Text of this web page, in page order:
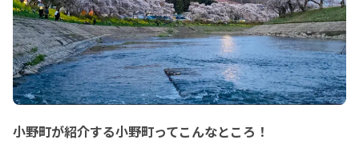
小野町が紹介する小野町ってこんなところ！